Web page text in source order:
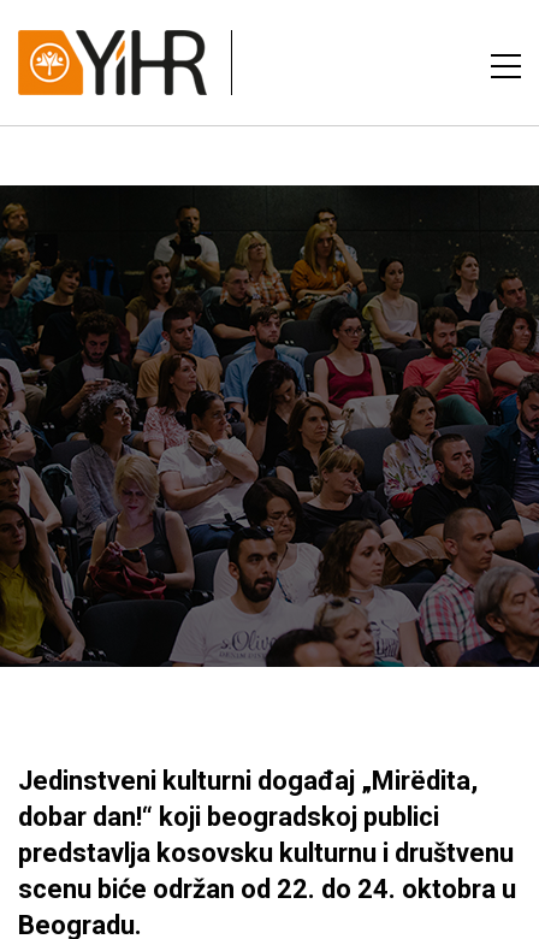
Jedinstveni kulturni događaj „Mirëdita,
dobar dan!“ koji beogradskoj publici
predstavlja kosovsku kulturnu i društvenu
scenu biće održan od 22. do 24. oktobra u
Beogradu.